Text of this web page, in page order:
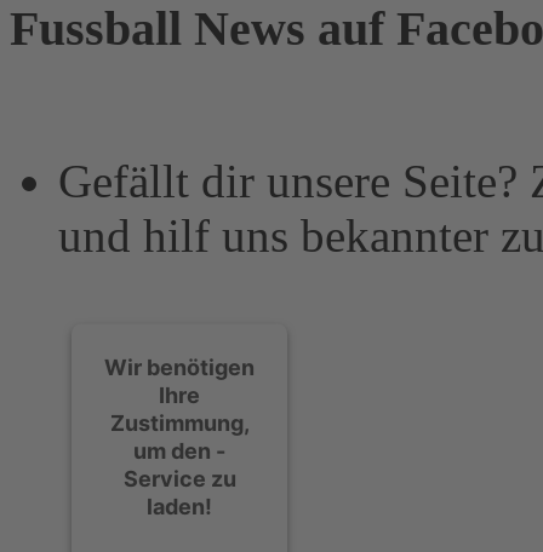
Fussball News auf
Gefällt dir unsere Seite?
und hilf uns bekannter
Wir benötigen
Ihre
Zustimmung,
um den -
Service zu
laden!